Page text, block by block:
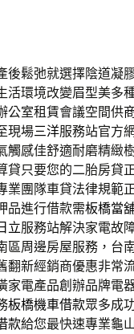
後鬆弛就選擇陰道凝
活環境改變眉型美多
公室租賃會議空間供
現場三洋服務站官方
觸感佳舒適耐磨精緻
貸只要您的二胎房貸
業團隊車貸法律規範
品進行借款需板橋當
立服務站解決家電故
區周邊房屋服務，台
翻新經銷商優惠非常
家電產品創辦品牌電
板橋機車借款眾多成
款給您最快速專業龜